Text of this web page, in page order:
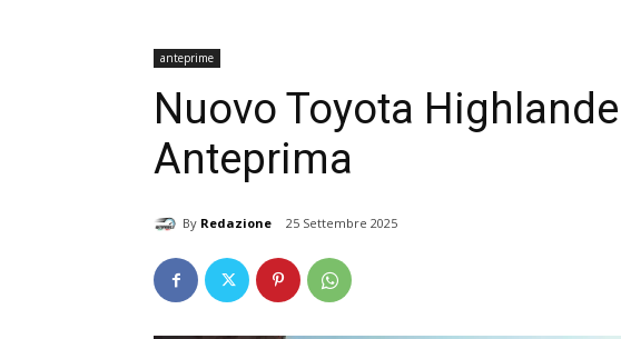
anteprime
Nuovo Toyota
Anteprima
By Redazione 25 Settembre 2025